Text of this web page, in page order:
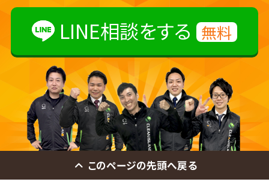
LINE相談をする 無料
このページの先頭へ戻る